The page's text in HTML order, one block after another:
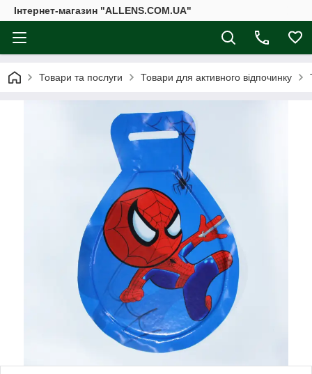
Інтернет-магазин "ALLENS.COM.UA"
Товари та послуги Товари для активного відпочинку